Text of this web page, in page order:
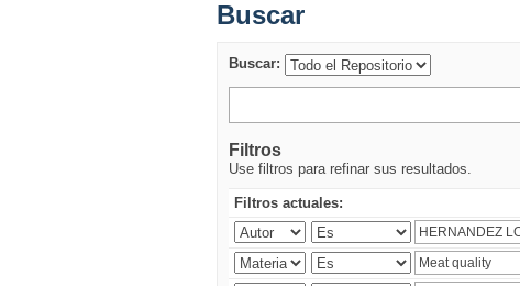
Buscar
Buscar:
Filtros
Use filtros para refinar sus resultados.
Filtros actuales: